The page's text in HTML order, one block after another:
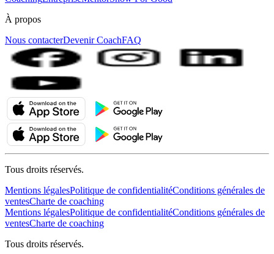
À propos
Nous contacterDevenir CoachFAQ
Tous droits réservés.
Mentions légalesPolitique de confidentialitéConditions générales de
ventesCharte de coaching
Mentions légalesPolitique de confidentialitéConditions générales de
ventesCharte de coaching
Tous droits réservés.